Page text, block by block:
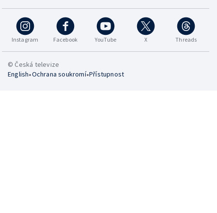
Instagram Facebook YouTube X Threads
© Česká televize
English•Ochrana soukromí•Přístupnost